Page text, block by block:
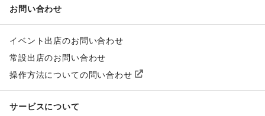
お問い合わせ
イベント出店のお問い合わせ
常設出店のお問い合わせ
操作方法についての問い合わせ
サービスについて